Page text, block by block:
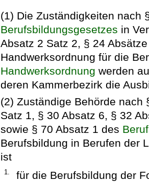
(1) Die Zuständigkeiten nach
Berufsbildungsgesetzes in
Absatz 2 Satz 2, § 24
Handwerksordnung für die
Handwerksordnung werden
deren Kammerbezirk die
(2) Zuständige Behörde nach
Satz 1, § 30 Absatz 6, § 32
sowie § 70 Absatz 1 des
Berufsbildung in Berufen der
ist
1.
für die Berufsbildung der